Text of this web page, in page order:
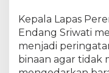
Kepala Lapas
Endang Sriwati
menjadi
binaan agar tidak